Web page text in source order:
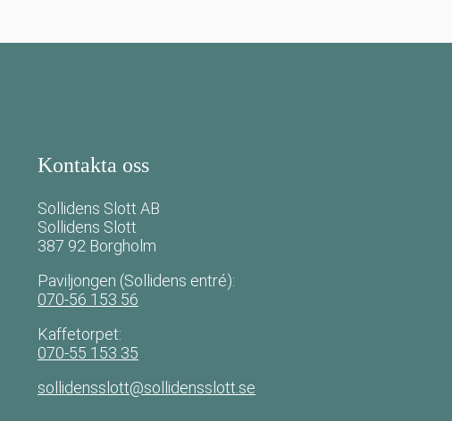
Kontakta oss
Sollidens Slott AB
Sollidens Slott
387 92 Borgholm
Paviljongen (Sollidens entré):
070-56 153 56
Kaffetorpet:
070-55 153 35
sollidensslott@sollidensslott.se